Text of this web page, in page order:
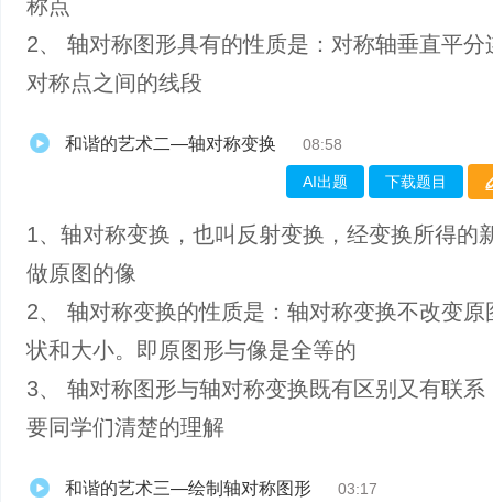
称点
2、 轴对称图形具有的性质是：对称轴垂直平分
对称点之间的线段
和谐的艺术二—轴对称变换 08:58
AI出题 下载题目
1、轴对称变换，也叫反射变换，经变换所得的
做原图的像
2、 轴对称变换的性质是：轴对称变换不改变原
状和大小。即原图形与像是全等的
3、 轴对称图形与轴对称变换既有区别又有联系
要同学们清楚的理解
和谐的艺术三—绘制轴对称图形 03:17